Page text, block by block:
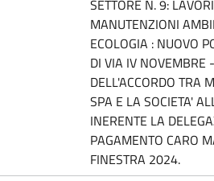
SETTORE N. 9:
MANUTENZIONI
ECOLOGIA : NUOVO
DI VIA IV NOVEMBRE
DELL'ACCORDO TRA
SPA E LA SOCIETA'
INERENTE LA
PAGAMENTO CARO
FINESTRA 2024.